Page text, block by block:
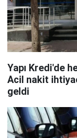
Yapı Kredi'de
Acil nakit
geldi